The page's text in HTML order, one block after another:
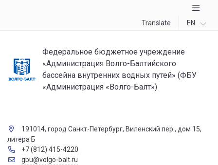
Translate EN
Федеральное бюджетное учреждение
«Администрация Волго-Балтийского
бассейна внутренних водных путей» (ФБУ
«Администрация «Волго-Балт»)
191014, город Санкт-Петербург, Виленский пер., дом 15,
литера Б
+7 (812) 415-4220
gbu@volgo-balt.ru